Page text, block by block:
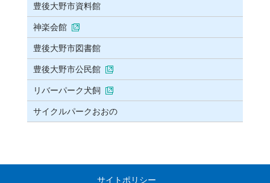
豊後大野市資料館
神楽会館
豊後大野市図書館
豊後大野市公民館
リバーパーク犬飼
サイクルパークおおの
サイトポリシー